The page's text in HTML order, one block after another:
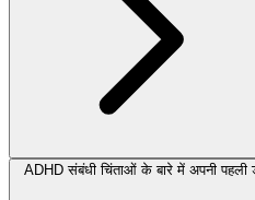
ADHD संबंधी चिंताओं के बारे में अपनी पहली